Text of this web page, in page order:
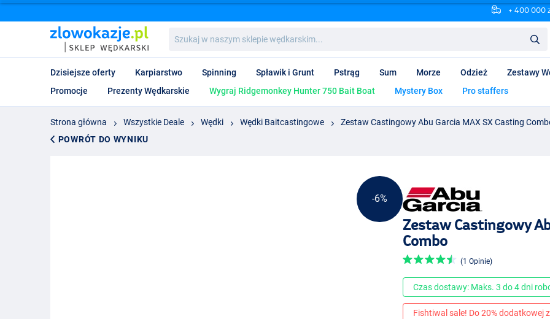
+ 400 000
w
naszym
wędkarskim...
Dzisiejsze oferty Karpiarstwo Spinning Spławik i Grunt Pstrąg Sum Morze Odzież Zestawy
Promocje
Prezenty Wędkarskie Wygraj Ridgemonkey Hunter 750 Bait Boat Mystery Box Pro staffers
Strona główna Wszystkie Deale Wędki Wędki Baitcastingowe
Zestaw Castingowy Abu Garcia MAX SX Casting
POWRÓT DO WYNIKU
-6%
Zestaw Castingowy
Combo
(1 Opinie)
Czas dostawy: Maks. 3 do 4 dni
Fishtiwal sale! Do 20% dodatkowej